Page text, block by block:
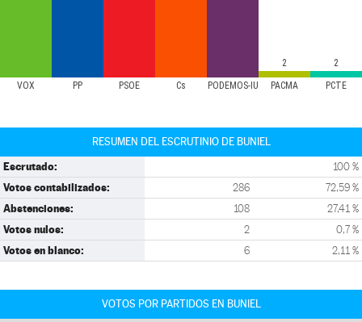
VOX PP PSOE Cs PODEMOS-IU PACMA PCTE
2 2
RESUMEN DEL ESCRUTINIO DE BUNIEL
Escrutado: 100 %
Votos contabilizados: 286 72,59 %
Abstenciones: 108 27,41 %
Votos nulos: 2 0,7 %
Votos en blanco: 6 2,11 %
VOTOS POR PARTIDOS EN BUNIEL